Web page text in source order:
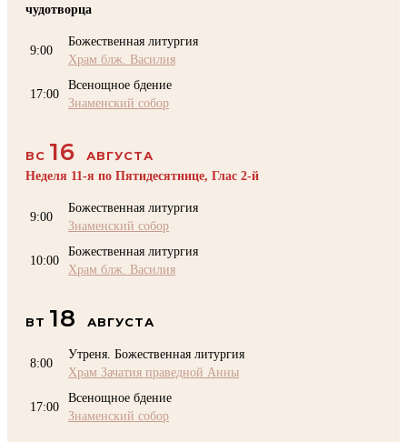
чудотворца
9:00
Божественная литургия
Храм блж. Василия
17:00
Всенощное бдение
Знаменский собор
ВС 16
АВГУСТА
Неделя 11-я по Пятидесятнице, Глас 2-й
9:00
Божественная литургия
Знаменский собор
10:00
Божественная литургия
Храм блж. Василия
ВТ 18 АВГУСТА
8:00
Утреня. Божественная литургия
Храм Зачатия праведной Анны
17:00
Всенощное бдение
Знаменский собор